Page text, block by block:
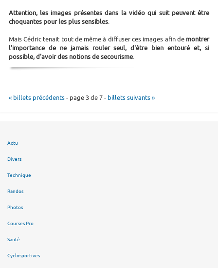
Attention, les images présentes dans la vidéo qui suit peuvent être
choquantes pour les plus sensibles.
Mais Cédric tenait tout de même à diffuser ces images afin de montrer
l'importance de ne jamais rouler seul, d'être bien entouré et, si
possible, d'avoir des notions de secourisme.
« billets précédents- page 3 de 7 - billets suivants »
Actu
Divers
Technique
Randos
Photos
Courses Pro
Santé
Cyclosportives